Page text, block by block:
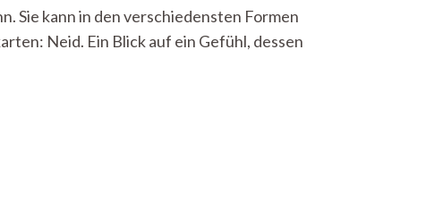
Sie kann in den verschiedensten Formen
Neid. Ein Blick auf ein Gefühl, dessen